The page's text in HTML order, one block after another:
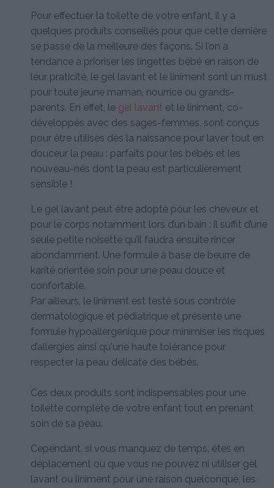
Pour effectuer la toilette de votre enfant, il y a
quelques produits conseillés pour que cette dernière
se passe de la meilleure des façons. Si l’on a
tendance à prioriser les lingettes bébé en raison de
leur praticité, le gel lavant et le liniment sont un must
pour toute jeune maman, nourrice ou grands-
parents. En effet, le gel lavant et le liniment, co-
développés avec des sages-femmes, sont conçus
pour être utilisés dès la naissance pour laver tout en
douceur la peau : parfaits pour les bébés et les
nouveau-nés dont la peau est particulièrement
sensible !
Le gel lavant peut être adopté pour les cheveux et
pour le corps notamment lors d’un bain : il suffit d’une
seule petite noisette qu’il faudra ensuite rincer
abondamment. Une formule à base de beurre de
karité orientée soin pour une peau douce et
confortable.
Par ailleurs, le liniment est testé sous contrôle
dermatologique et pédiatrique et présente une
formule hypoallergénique pour minimiser les risques
d’allergies ainsi qu'une haute tolérance pour
respecter la peau delicate des bébés.
Ces deux produits sont indispensables pour une
toilette complète de votre enfant tout en prenant
soin de sa peau.
Cependant, si vous manquez de temps, êtes en
déplacement ou que vous ne pouvez ni utiliser gel
lavant ou liniment pour une raison quelconque, les